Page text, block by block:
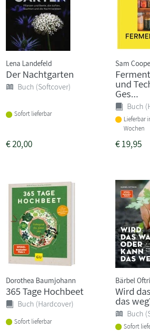
Lena Landefeld
Der Nachtgarten
Buch (Softcover)
Sofort lieferbar
€20,00
Sam
und
Ges...
Buch
Lieferbar
Wochen
€19,95
Dorothea Baumjohann
365 Tage Hochbeet
Buch (Hardcover)
Sofort lieferbar
Bärbel
Wird
das
Buch
Sofort